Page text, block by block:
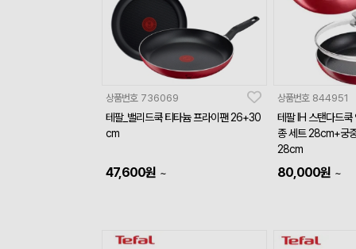
상품번호 736069
테팔_밸리드쿡 티타늄 프라이팬 26+30
cm
47,600원 ~
상품번호 844951
테팔 IH 스탠다드쿡
종 세트 28cm+궁
28cm
80,000원 ~